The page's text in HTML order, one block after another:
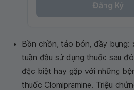
Đăng Ký
Bồn chồn, táo bón, đầy bụng:
tuần đầu sử dụng thuốc sau
đặc biệt hay gặp với những
thuốc Clomipramine. Triệu